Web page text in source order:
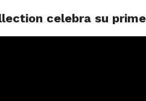
celebra su